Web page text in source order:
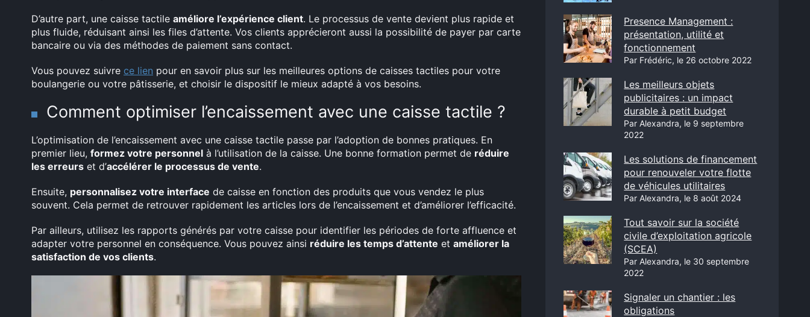
D’autre part, une caisse tactile améliore l’expérience client. Le processus de vente devient plus rapide et
plus fluide, réduisant ainsi les files d’attente. Vos clients apprécieront aussi la possibilité de payer par carte
bancaire ou via des méthodes de paiement sans contact.
Vous pouvez suivre ce lien pour en savoir plus sur les meilleures options de caisses tactiles pour votre
boulangerie ou votre pâtisserie, et choisir le dispositif le mieux adapté à vos besoins.
Comment optimiser l’encaissement avec une caisse tactile ?
L’optimisation de l’encaissement avec une caisse tactile passe par l’adoption de bonnes pratiques. En
premier lieu, formez votre personnel à l’utilisation de la caisse. Une bonne formation permet de réduire
les erreurs et d’accélérer le processus de vente.
Ensuite, personnalisez votre interface de caisse en fonction des produits que vous vendez le plus
souvent. Cela permet de retrouver rapidement les articles lors de l’encaissement et d’améliorer l’efficacité.
Par ailleurs, utilisez les rapports générés par votre caisse pour identifier les périodes de forte affluence et
adapter votre personnel en conséquence. Vous pouvez ainsi réduire les temps d’attente et améliorer la
satisfaction de vos clients.
Presence Management :
présentation, utilité et
fonctionnement
Par Frédéric, le 26 octobre 2022
Les meilleurs objets
publicitaires : un impact
durable à petit budget
Par Alexandra, le 9 septembre
2022
Les solutions de financement
pour renouveler votre flotte
de véhicules utilitaires
Par Alexandra, le 8 août 2024
Tout savoir sur la société
civile d’exploitation agricole
(SCEA)
Par Alexandra, le 30 septembre
2022
Signaler un chantier : les
obligations